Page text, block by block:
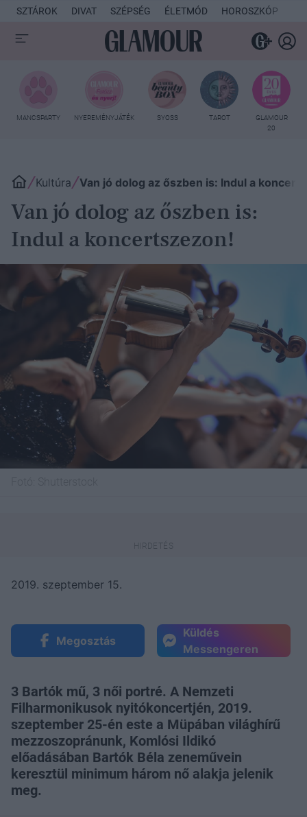
SZTÁROK DIVAT SZÉPSÉG ÉLETMÓD HOROSZKÓP
MANCSPARTY NYEREMÉNYJÁTÉK SYOSS TAROT
GLAMOUR
20
Kultúra Van jó dolog az őszben is: Indul a
Van jó dolog az őszben is:
Indul a koncertszezon!
2019. szeptember 15.
Megosztás
Küldés
Messengeren
3 Bartók mű, 3 női portré. A Nemzeti
Filharmonikusok nyitókoncertjén, 2019.
szeptember 25-én este a Müpában világhírű
mezzoszopránunk, Komlósi Ildikó
előadásában Bartók Béla zeneművein
keresztül minimum három nő alakja jelenik
meg.